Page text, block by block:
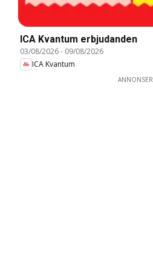
ICA Kvantum erbjudanden
03/08/2026- 09/08/2026
ICA Kvantum
ANNONSER